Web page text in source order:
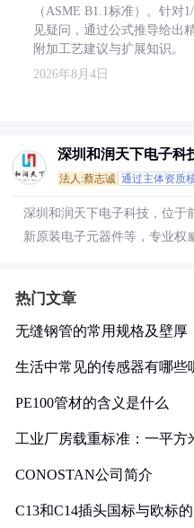
（ASME B1.1标准）。针对
见疑问，通过公式推导给出
附加工艺建议与扩展知识。
2026年8月4日
深圳和润天下电子科
法人:蔡志诚 通过主体资质
深圳和润天下电子科技，位于
新原装电子元器件等，专业权
热门文章
无缝钢管的常用规格及壁厚
生活中常见的传感器有哪些
PE100管材的含义是什么
工业厂房载重标准：一平方
CONOSTAN公司简介
C13和C14插头国标与欧标